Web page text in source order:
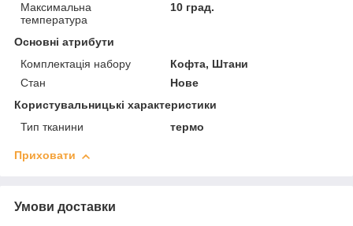
Максимальна
температура
10 град.
Основні атрибути
Комплектація набору
Кофта, Штани
Стан
Нове
Користувальницькі характеристики
Тип тканини
термо
Приховати
Умови доставки